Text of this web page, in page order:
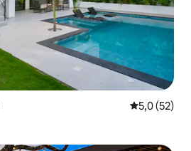
საშუალო
5,0 (52)